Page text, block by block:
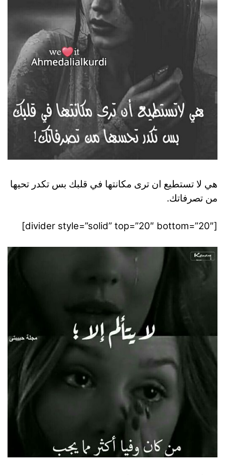
هي لا تستطيع ان ترى مكانتها في قلبك بس تكدر تحيها
من تصرفاتك.
[divider style=”solid” top=”20″ bottom=”20″]